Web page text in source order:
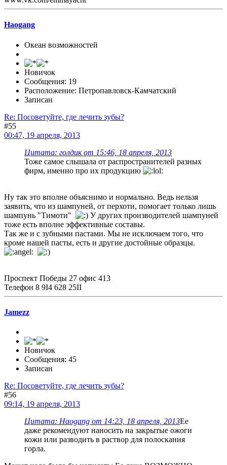
Haogang
Океан возможностей
Новичок
Сообщения: 19
Расположение: Петропавловск-Камчатский
Записан
Re: Посоветуйте, где лечить зубы?
#55
00:47, 19 апреля, 2013
Цитата: голдик от 15:46, 18 апреля, 2013
Тоже самое слышала от распространителей разных
фирм, именно про их продукцию
Ну так это вполне объяснимо и нормально. Ведь нельзя
заявить, что из шампуней, от перхоти, помогает только лишь
шампунь "Тимоти"
У других производителей шампуней
тоже есть вполне эффективные составы.
Так же и с зубными пастами. Мы не исключаем того, что
кроме нашей пасты, есть и другие достойные образцы.
Проспект Победы 27 офис 413
Телефон 8 9I4 628 25II
Jamezz
Новичок
Сообщения: 45
Записан
Re: Посоветуйте, где лечить зубы?
#56
09:14, 19 апреля, 2013
Цитата: Haogang от 14:23, 18 апреля, 2013Ее
даже рекомендуют наносить на закрытые ожоги
кожи или разводить в раствор для полоскания
горла.